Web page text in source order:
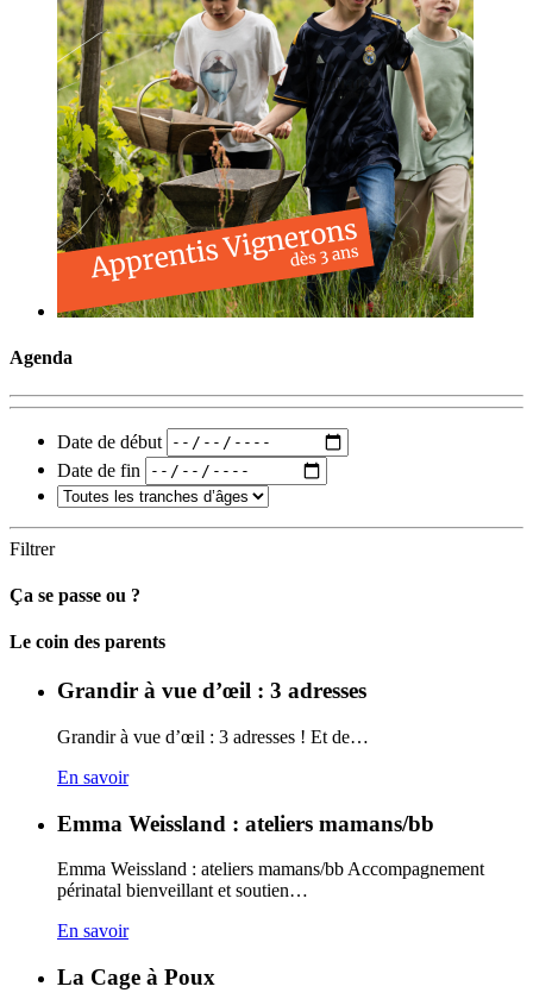
Agenda
Date de début
Date de fin
Filtrer
Ça se passe ou ?
Carto
Le coin des parents
Grandir à vue d’œil : 3 adresses
Grandir à vue d’œil : 3 adresses ! Et de…
En savoir
Emma Weissland : ateliers mamans/bb
Emma Weissland : ateliers mamans/bb Accompagnement
périnatal bienveillant et soutien…
En savoir
La Cage à Poux